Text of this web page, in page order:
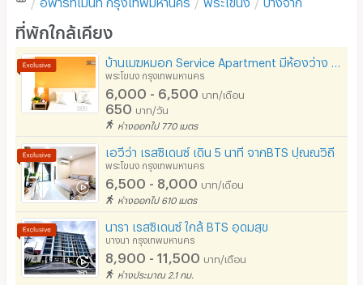
โซฟา
โต๊ะ - เก้าอี้ทำงาน
เตาปรุงอาหาร
อนุญาตให้เลี้ยงสัตว์
อนุญาตให้สูบบุหรี่ในห้องพัก
โทรศัพท์สายตรง
ที่จอดรถ
ที่จอดรถมอเตอร์ไซด์/จักรยาน
ลิฟต์
ทำเลที่ตั้ง
ความสะดวกในการเดินทาง
ดูสิ่งที่ผู้เข้าพักชื่นชอบ :
กานดา
17/01/2025 12:12
เคยเข้าพัก
ที่พักใกล้เคียง
พระโขนง กรุงเทพมหานคร
6,000 - 6,500 บาท/เดือน
650 บาท/วัน
ห่างออกไป 770 เมตร
เอวีว่า เรสซิเดนซ์ เดิน 5 นาที จากBTS ปุณณวิถี
พระโขนง กรุงเทพมหานคร
6,500 - 8,000 บาท/เดือน
ห่างออกไป 610 เมตร
นารา เรสซิเดนซ์ ใกล้ BTS อุดมสุข
บางนา กรุงเทพมหานคร
8,900 - 11,500 บาท/เดือน
ห่างประมาณ 2.1 กม.